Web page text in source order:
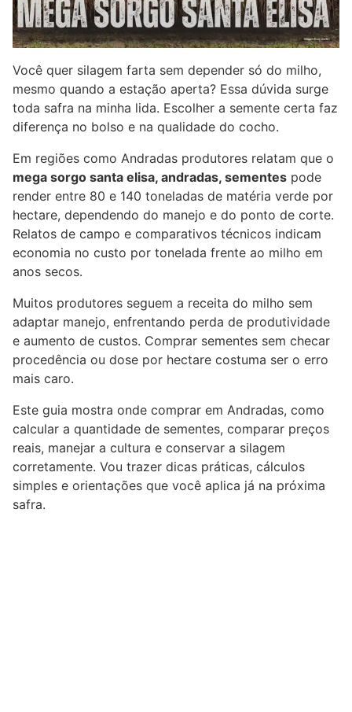
Você quer silagem farta sem depender só do milho,
mesmo quando a estação aperta? Essa dúvida surge
toda safra na minha lida. Escolher a semente certa faz
diferença no bolso e na qualidade do cocho.
Em regiões como Andradas produtores relatam que o
mega sorgo santa elisa, andradas, sementes pode
render entre 80 e 140 toneladas de matéria verde por
hectare, dependendo do manejo e do ponto de corte.
Relatos de campo e comparativos técnicos indicam
economia no custo por tonelada frente ao milho em
anos secos.
Muitos produtores seguem a receita do milho sem
adaptar manejo, enfrentando perda de produtividade
e aumento de custos. Comprar sementes sem checar
procedência ou dose por hectare costuma ser o erro
mais caro.
Este guia mostra onde comprar em Andradas, como
calcular a quantidade de sementes, comparar preços
reais, manejar a cultura e conservar a silagem
corretamente. Vou trazer dicas práticas, cálculos
simples e orientações que você aplica já na próxima
safra.